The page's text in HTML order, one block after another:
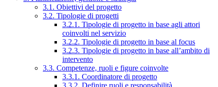
3.1. Obiettivi del progetto
3.2. Tipologie di progetti
3.2.1. Tipologie di progetto in base agli attori
coinvolti nel servizio
3.2.2. Tipologie di progetto in base al focus
3.2.3. Tipologie di progetto in base all’ambito di
intervento
3.3. Competenze, ruoli e figure coinvolte
3.3.1. Coordinatore di progetto
3.3.2. Definire ruoli e responsabilità